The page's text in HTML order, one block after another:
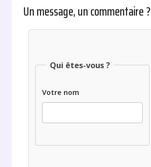
Un message, un commentaire ?
Qui êtes-vous ?
Votre nom